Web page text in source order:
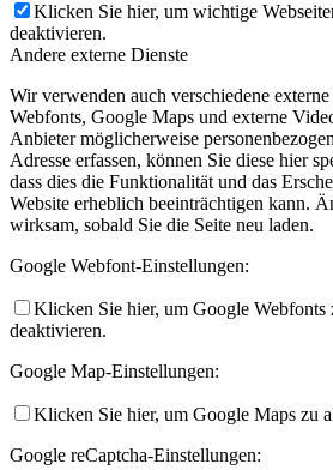
Klicken Sie hier, um wichtige
deaktivieren.
Andere externe Dienste
Wir verwenden auch verschiedene
Webfonts, Google Maps und externe
Anbieter möglicherweise
Adresse erfassen, können Sie diese hier
dass dies die Funktionalität und das
Website erheblich beeinträchtigen kann.
wirksam, sobald Sie die Seite neu laden.
Google Webfont-Einstellungen:
Klicken Sie hier, um Google Webfonts
deaktivieren.
Google Map-Einstellungen:
Klicken Sie hier, um Google Maps zu
Google reCaptcha-Einstellungen: